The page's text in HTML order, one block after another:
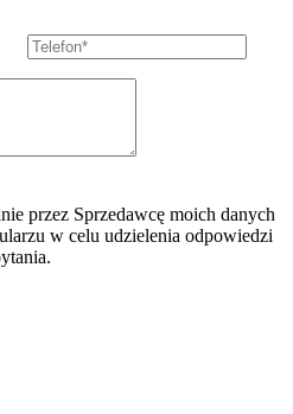
przez Sprzedawcę moich danych
w celu udzielenia odpowiedzi